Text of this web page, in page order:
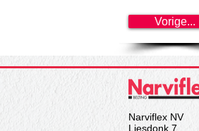
Vorige...
Narviflex NV
Liesdonk 7